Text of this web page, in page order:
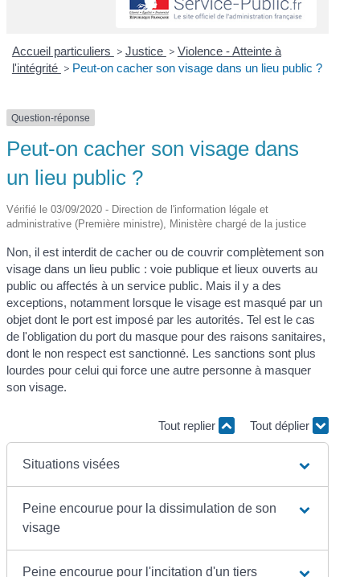
Accueil particuliers > Justice > Violence - Atteinte à
l'intégrité > Peut-on cacher son visage dans un lieu public ?
Question-réponse
Peut-on cacher son visage dans
un lieu public ?
Vérifié le 03/09/2020 - Direction de l'information légale et
administrative (Première ministre), Ministère chargé de la justice
Non, il est interdit de cacher ou de couvrir complètement son
visage dans un lieu public : voie publique et lieux ouverts au
public ou affectés à un service public. Mais il y a des
exceptions, notamment lorsque le visage est masqué par un
objet dont le port est imposé par les autorités. Tel est le cas
de l'obligation du port du masque pour des raisons sanitaires,
dont le non respect est sanctionné. Les sanctions sont plus
lourdes pour celui qui force une autre personne à masquer
son visage.
Tout replier Tout déplier
Situations visées
Peine encourue pour la dissimulation de son
visage
Peine encourue pour l'incitation d'un tiers